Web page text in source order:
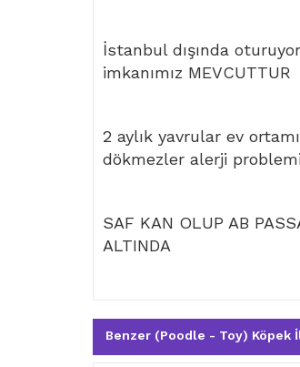
İstanbul dışında
imkanımız MEVCUTTUR
2 aylık yavrular ev
dökmezler alerji
SAF KAN OLUP AB
ALTINDA
Benzer (Poodle - Toy) Köpek